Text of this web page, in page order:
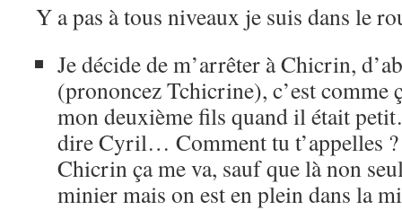
Y a pas à tous niveaux je suis dans le
Je décide de m’arrêter à Chicrin,
(prononcez Tchicrine), c’est comme
mon deuxième fils quand il était
dire Cyril… Comment tu t’appelles
Chicrin ça me va, sauf que là non
minier mais on est en plein dans la